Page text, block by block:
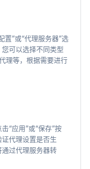
置”或“代理服务器”选
可以选择不同类型
理等，根据需要进行
“应用”或“保存”按
代理设置是否生
过代理服务器转